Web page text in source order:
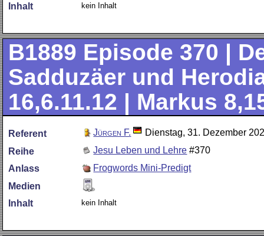
Inhalt
kein Inhalt
B1889 Episode 370 |
Sadduzäer und
16,6.11.12 | Markus
Referent Jürgen F.
Dienstag, 31. Dezember
Reihe
Jesu Leben und Lehre #370
Anlass
Frogwords Mini-Predigt
Medien
Inhalt
kein Inhalt